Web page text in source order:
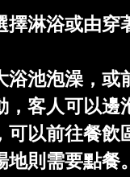
擇淋浴或由穿
浴池泡澡，
客人可以邊
可以前往餐飲
則需要點餐。